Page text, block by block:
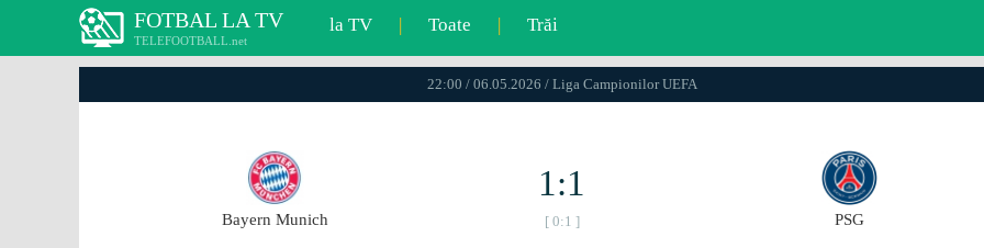
FOTBAL LA TV
TELEFOOTBALL.net
la TV | Toate | Trăi
22:00 / 06.05.2026 / Liga Campionilor UEFA
Bayern Munich
1:1
[ 0:1 ] PSG